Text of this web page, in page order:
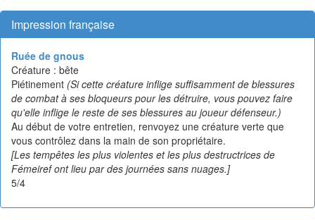
Impression française
Ruée de gnous
Créature : bête
Piétinement (Si cette créature inflige suffisamment de blessures
de combat à ses bloqueurs pour les détruire, vous pouvez faire
qu'elle inflige le reste de ses blessures au joueur défenseur.)
Au début de votre entretien, renvoyez une créature verte que
vous contrôlez dans la main de son propriétaire.
[Les tempêtes les plus violentes et les plus destructrices de
Fémeiref ont lieu par des journées sans nuages.]
5/4